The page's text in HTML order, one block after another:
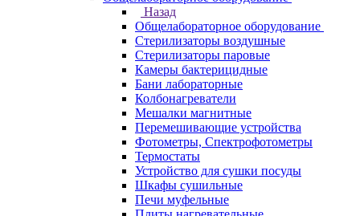
Назад
Общелабораторное оборудование
Стерилизаторы воздушные
Стерилизаторы паровые
Камеры бактерицидные
Бани лабораторные
Колбонагреватели
Мешалки магнитные
Перемешивающие устройства
Фотометры, Спектрофотометры
Термостаты
Устройство для сушки посуды
Шкафы сушильные
Печи муфельные